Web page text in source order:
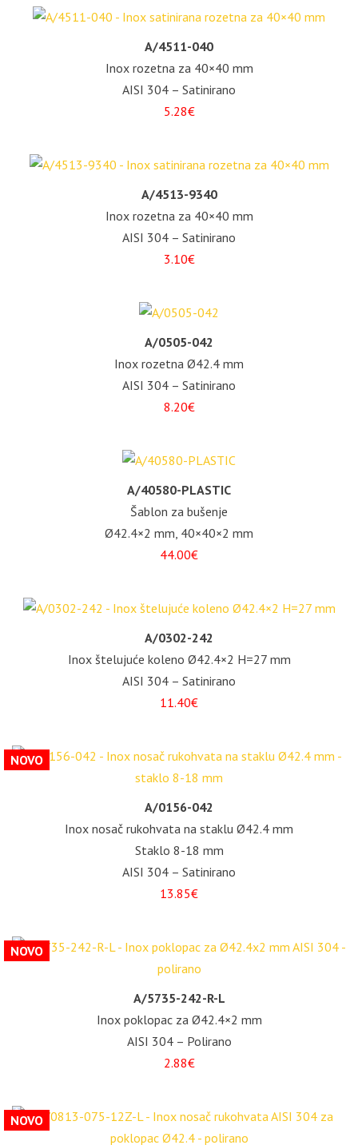
A/4511-040
Inox rozetna za 40×40 mm
AISI 304 – Satinirano
5.28€
A/4513-9340
Inox rozetna za 40×40 mm
AISI 304 – Satinirano
3.10€
A/0505-042
Inox rozetna Ø42.4 mm
AISI 304 – Satinirano
8.20€
A/40580-PLASTIC
Šablon za bušenje
Ø42.4×2 mm, 40×40×2 mm
44.00€
A/0302-242
Inox štelujuće koleno Ø42.4×2 H=27 mm
AISI 304 – Satinirano
11.40€
A/0156-042
Inox nosač rukohvata na staklu Ø42.4 mm
Staklo 8-18 mm
AISI 304 – Satinirano
13.85€
NOVO
A/5735-242-R-L
Inox poklopac za Ø42.4×2 mm
AISI 304 – Polirano
2.88€
NOVO
NOVO